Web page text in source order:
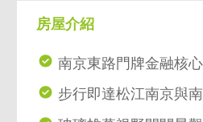
房屋介紹
南京東路門牌金融核
步行即達松江南京與